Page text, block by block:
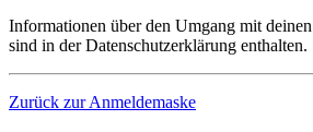
Informationen über den Umgang mit
sind in der Datenschutzerklärung enthalten.
Zurück zur Anmeldemaske